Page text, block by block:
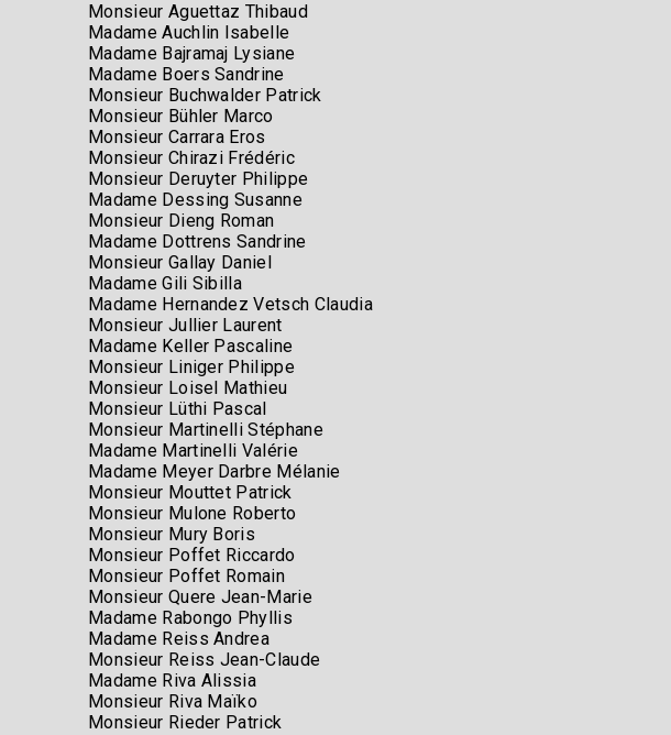
Monsieur Aguettaz Thibaud
Madame Auchlin Isabelle
Madame Bajramaj Lysiane
Madame Boers Sandrine
Monsieur Buchwalder Patrick
Monsieur Bühler Marco
Monsieur Carrara Eros
Monsieur Chirazi Frédéric
Monsieur Deruyter Philippe
Madame Dessing Susanne
Monsieur Dieng Roman
Madame Dottrens Sandrine
Monsieur Gallay Daniel
Madame Gili Sibilla
Madame Hernandez Vetsch Claudia
Monsieur Jullier Laurent
Madame Keller Pascaline
Monsieur Liniger Philippe
Monsieur Loisel Mathieu
Monsieur Lüthi Pascal
Monsieur Martinelli Stéphane
Madame Martinelli Valérie
Madame Meyer Darbre Mélanie
Monsieur Mouttet Patrick
Monsieur Mulone Roberto
Monsieur Mury Boris
Monsieur Poffet Riccardo
Monsieur Poffet Romain
Monsieur Quere Jean-Marie
Madame Rabongo Phyllis
Madame Reiss Andrea
Monsieur Reiss Jean-Claude
Madame Riva Alissia
Monsieur Riva Maïko
Monsieur Rieder Patrick